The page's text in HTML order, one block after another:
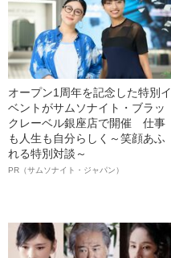
オープン1周年を記念した特別イ
ベントがサムソナイト・ブラッ
クレーベル銀座店で開催 仕事
も人生も自分らしく～笑顔あふ
れる特別対談～
PR（サムソナイト・ジャパン）